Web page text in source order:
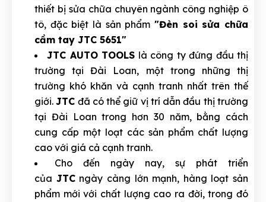
thiết bị sửa chữa chuyên ngành công nghiệp ô
tô, đặc biệt là sản phẩm "Đèn soi sửa chữa
cầm tay JTC 5651"
JTC AUTO TOOLS là công ty đứng đầu thị
trường tại Đài Loan, một trong những thị
trường khó khăn và cạnh tranh nhất trên thế
giới.JTC đã có thể giữ vị trí dẫn đầu thị trường
tại Đài Loan trong hơn 30 năm, bằng cách
cung cấp một loạt các sản phẩm chất lượng
cao với giá cả cạnh tranh.
Cho đến ngày nay, sự phát triển
của JTCngày càng lớn mạnh, hàng loạt sản
phẩm mới với chất lượng cao ra đời, trong đó